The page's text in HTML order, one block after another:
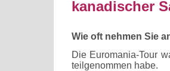
kanadischer
Wie oft nehmen Sie
Die Euromania-Tour
teilgenommen habe.